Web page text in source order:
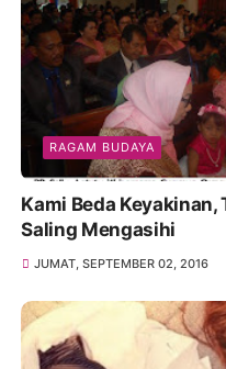
RAGAM BUDAYA
Kami Beda Keyakinan,
Saling Mengasihi
JUMAT, SEPTEMBER 02, 2016